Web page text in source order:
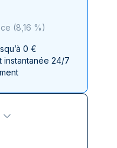
(8,16 %)
0 €
instantanée 24/7